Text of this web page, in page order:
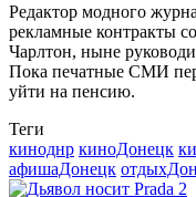
Редактор модного
рекламные контракты
Чарлтон, ныне
Пока печатные СМИ
уйти на пенсию.
Теги
киноднр киноДонецк
афишаДонецк